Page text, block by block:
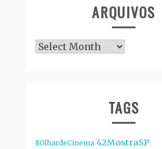
ARQUIVOS
Arquivos
TAGS
8OlhardeCinema 42MostraSP